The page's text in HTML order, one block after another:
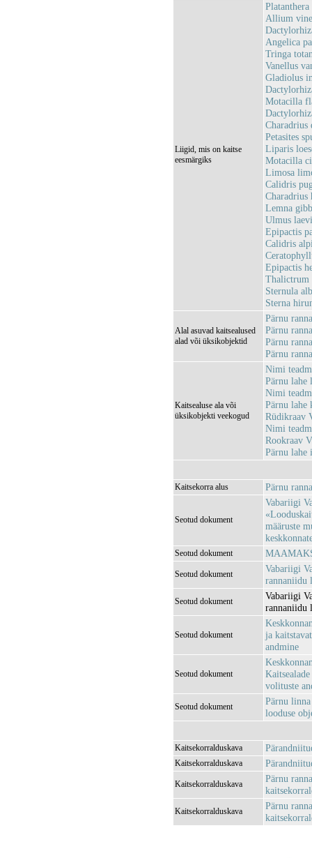
Liigid, mis on kaitse
eesmärgiks
Allium
Angelica
Tringa
Vanellus
Gladiolus
Motacilla
Petasites
Liparis
Motacilla
Limosa
Calidris
Lemna
Ulmus
Epipactis
Calidris
Epipactis
Thalictrum
Sternula
Sterna
Alal asuvad kaitsealused
alad või üksikobjektid
Pärnu
Pärnu
Pärnu
Pärnu
Kaitsealuse ala või
üksikobjekti veekogud
Nimi
Pärnu lahe
Nimi
Pärnu lahe
Rüdikraav
Nimi
Rookraav
Pärnu lahe
Kaitsekorra alus Pärnu
Seotud dokument
Vabariigi
määruste
Seotud dokument
Seotud dokument
Vabariigi
rannaniidu
Seotud dokument
Vabariigi
rannaniidu
Seotud dokument
ja
andmine
Seotud dokument
volituste
Seotud dokument
Pärnu
looduse
Kaitsekorralduskava
Kaitsekorralduskava
Kaitsekorralduskava
Pärnu
Kaitsekorralduskava
Pärnu